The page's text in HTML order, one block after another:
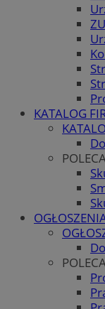
KATALOG